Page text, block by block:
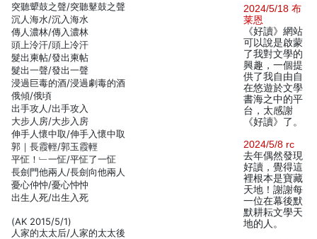
突聽顰鼓之聲/突聽鼙鼓之聲
沉人海水/沉入海水
傳人濃林/傳入濃林
頭上泠汗/頭上冷汗
髮出柬帖/發出柬帖
髮出一聲/發出一聲
浸過巨毒的酒/浸過劇毒的酒
俄傾/俄頃
出手攻人/出手攻入
大步人房/大步入房
伸手人懷中取/伸手入懷中取
郭｜長霞輕/郭玉霞輕
平怔！﹂一怔/平怔了一怔
長劍門他兩人/長劍向他兩人
憂心仲忡/憂心忡忡
出生人死/出生入死
(AK 2015/5/1)
人家的太太后/人家的太太後
2024/5/18 布
莱恩
《好讀》網站
可以說是啟蒙
了我對文學的
興趣，一個提
供了我自由自
在悠遊於文學
書海之中的平
台，太感謝
《好讀》了。
2024/5/8 rc
去年偶然發現
好讀，覺得這
裡根本是寶藏
天地！謝謝每
一位在幕後默
默耕耘文學天
地的人。